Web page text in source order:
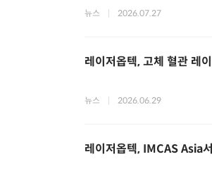
뉴스 2026.07.27
레이저옵텍, 고체 혈관 레
뉴스 2026.06.29
레이저옵텍, IMCAS Asia